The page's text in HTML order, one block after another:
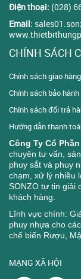
Điện thoại: (028)
Email:
CHÍNH SÁCH
Chính sách giao
Chính sách bảo hành
Chính sách đổi trả
Hướng dẫn thanh
Công Ty Cổ
chuyên tư vấn,
phuy sắt và phuy
chạm, xử lý nhiều
SONZO tự tin giải
khách hàng.
Lĩnh vực chính:
phuy nhựa cho
chế biến Rượu,
MẠNG XÃ HỘI